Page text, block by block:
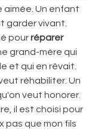
aimée. Un enfant
garder vivant.
pour réparer
grand-mère qui
et qui en rêvait.
réhabiliter. Un
veut honorer.
il est choisi pour
pas que mon fils